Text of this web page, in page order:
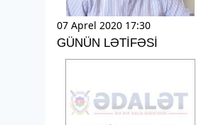
07 Aprel 2020 17:30
GÜNÜN LƏTİFƏSİ